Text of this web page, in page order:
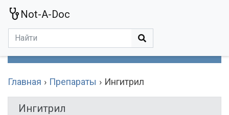
Not-A-Doc
Главная Препараты Ингитрил
Ингитрил